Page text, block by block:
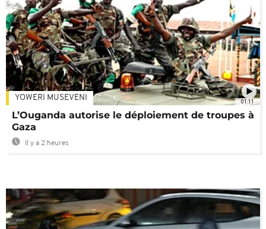
01:11
YOWERI MUSEVENI
L’Ouganda autorise le déploiement de troupes à
Gaza
Il y a 2 heures